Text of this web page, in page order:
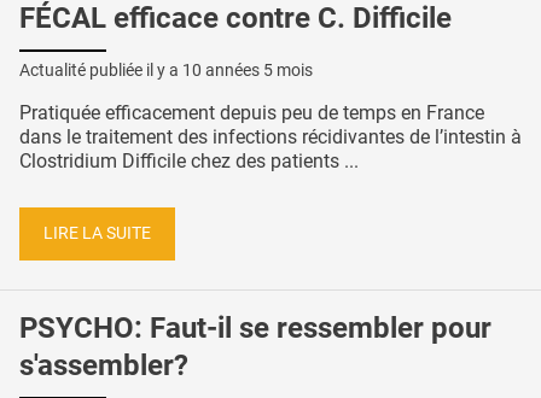
FÉCAL efficace contre C. Difficile
Actualité publiée il y a 10 années 5 mois
Pratiquée efficacement depuis peu de temps en France
dans le traitement des infections récidivantes de l’intestin à
Clostridium Difficile chez des patients ...
LIRE LA SUITE
PSYCHO: Faut-il se ressembler pour
s'assembler?